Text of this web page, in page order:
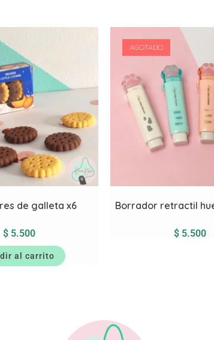
de galleta x6
$5.500
al carrito
AGOTADO
Borrador retractil
$5.500